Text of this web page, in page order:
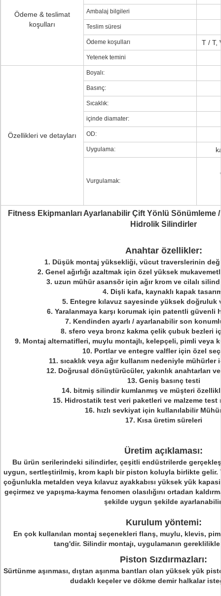
Ödeme & teslimat
koşulları
Ambalaj bilgileri
Teslim süresi
Ödeme koşulları T / T,
Yetenek temini
Özellikleri ve detayları
Boyalı:
Basınç:
Sıcaklık:
içinde diamater:
OD:
Uygulama:
Vurgulamak:
Fitness Ekipmanları Ayarlanabilir Çift Yönlü Sönümleme
Hidrolik Silindirler
Anahtar özellikler:
1. Düşük montaj yüksekliği, vücut traverslerinin
2. Genel ağırlığı azaltmak için özel yüksek
3. uzun mühür asansör için ağır krom ve cilalı
4. Dişli kafa, kaynaklı kapak
5. Entegre kılavuz sayesinde yüksek doğruluk
6. Yaralanmaya karşı korumak için patentli güvenli
7. Kendinden ayarlı / ayarlanabilir son
8. sfero veya bronz kakma çelik çubuk bezleri
9. Montaj alternatifleri, muylu montajlı, kelepçeli, pimli veya
10. Portlar ve entegre valfler için özel
11. sıcaklık veya ağır kullanım nedeniyle mühürler
12. Doğrusal dönüştürücüler, yakınlık anahtarları
13. Geniş basınç testi
14. bitmiş silindir kumlanmış ve müşteri
15. Hidrostatik test veri paketleri ve malzeme test
16. hızlı sevkiyat için kullanılabilir
17. Kısa üretim süreleri
Üretim açıklaması:
Bu ürün serilerindeki silindirler, çeşitli endüstrilerde
uygun, sertleştirilmiş, krom kaplı bir piston koluyla birlikte gelir.
çoğunlukla metalden veya kılavuz ayakkabısı yüksek yük
geçirmez ve yapışma-kayma fenomen olasılığını ortadan
şekilde uygun şekilde
Kurulum yöntemi:
En çok kullanılan montaj seçenekleri flanş, muylu, klevis,
tang'dir. Silindir montajı, uygulamanın
Piston Sızdırmazları:
Sürtünme aşınması, dıştan aşınma bantları olan yüksek yük
dudaklı keçeler ve dökme demir halkalar